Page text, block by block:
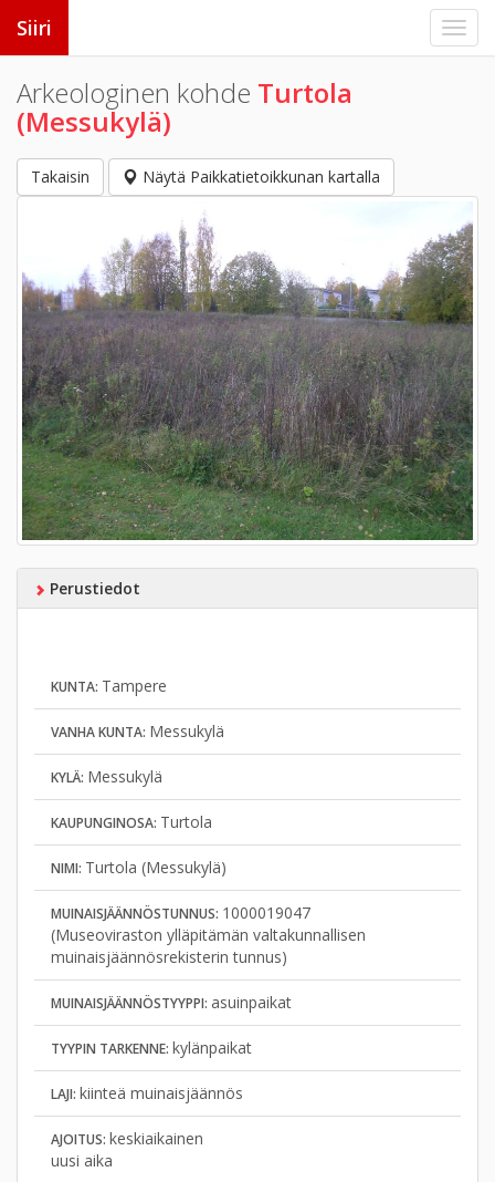
Siiri
Arkeologinen kohde Turtola
(Messukylä)
Takaisin Näytä Paikkatietoikkunan kartalla
Perustiedot
KUNTA: Tampere
VANHA KUNTA: Messukylä
KYLÄ: Messukylä
KAUPUNGINOSA: Turtola
NIMI: Turtola (Messukylä)
MUINAISJÄÄNNÖSTUNNUS: 1000019047
(Museoviraston ylläpitämän valtakunnallisen
muinaisjäännösrekisterin tunnus)
MUINAISJÄÄNNÖSTYYPPI: asuinpaikat
TYYPIN TARKENNE: kylänpaikat
LAJI: kiinteä muinaisjäännös
AJOITUS: keskiaikainen
uusi aika